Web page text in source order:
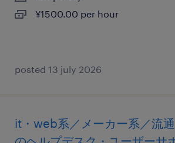
¥1500.00 per hour
posted 13 july 2026
it・web系／メーカー系／流